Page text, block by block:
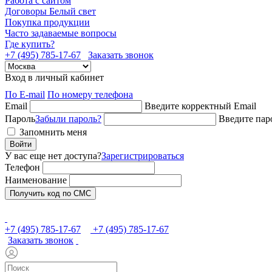
Договоры Белый свет
Покупка продукции
Часто задаваемые вопросы
Где купить?
+7 (495) 785-17-67
Заказать звонок
Вход в личный кабинет
По E-mail По номеру телефона
Email
Введите корректный Email
ПарольЗабыли пароль?
Введите
Запомнить меня
Войти
У вас еще нет доступа?Зарегистрироваться
Телефон
Наименование
Получить код по СМС
+7 (495) 785-17-67
+7 (495) 785-17-67
Заказать звонок